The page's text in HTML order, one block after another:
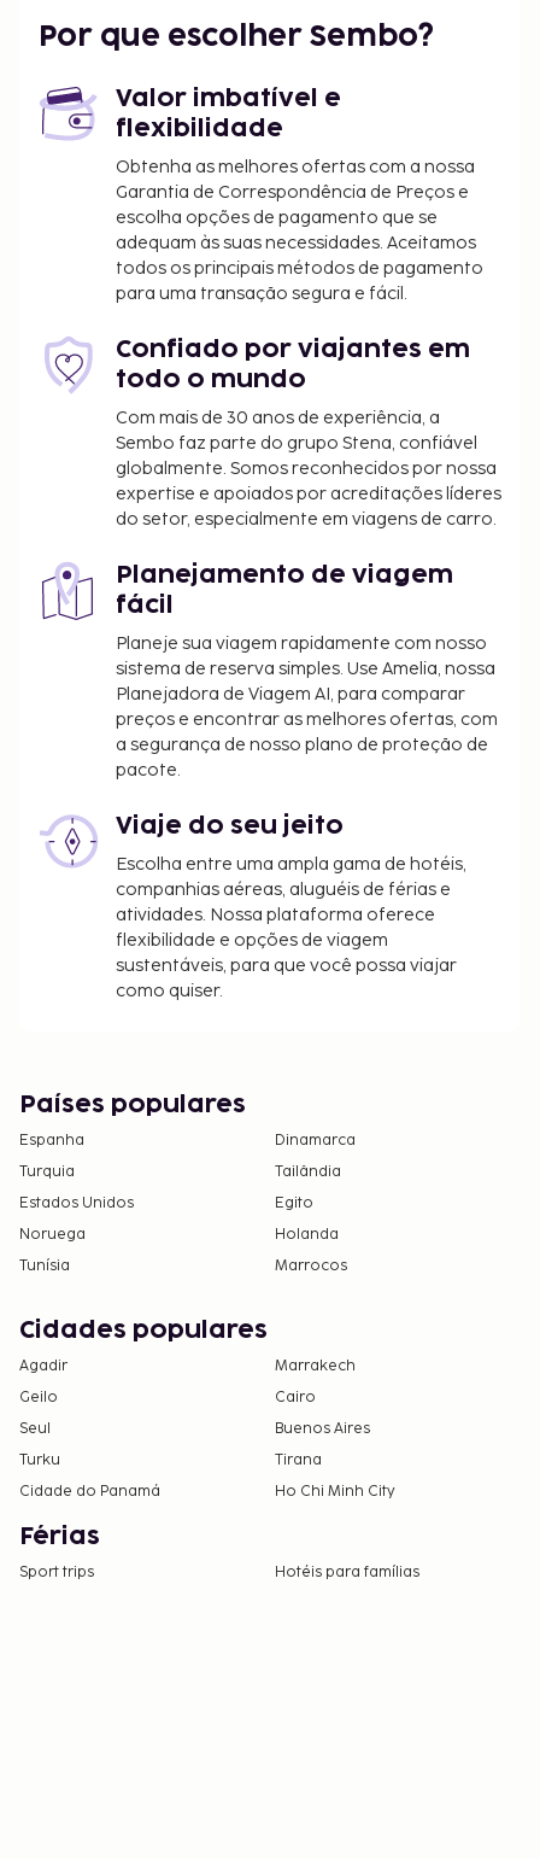
mi
Izmir (ADB-Adnan Menderes) - 178,3 km/110,8 mi
Algumas das comodidades e serviços em destaque
incluem Wi-fi grátis e serviços de concierge. O
aparthotel serve pequenos-almoços buffet
diariamente entre as 8:00 e as 10:30 mediante uma
sobretaxa.
Tarifa de pequeno-almoço buffet: 2000 TRY
por adulto e 750 TRY por criança (valores
aproximados)
A lista anterior pode não estar completa. As taxas e
os depósitos podem não incluir impostos e estão
sujeitos a alterações.
Por que escolher Sembo?
Valor imbatível e
flexibilidade
Obtenha as melhores ofertas com a nossa
Garantia de Correspondência de Preços e
escolha opções de pagamento que se
adequam às suas necessidades. Aceitamos
todos os principais métodos de pagamento
para uma transação segura e fácil.
Confiado por viajantes em
todo o mundo
Com mais de 30 anos de experiência, a
Sembo faz parte do grupo Stena, confiável
globalmente. Somos reconhecidos por nossa
expertise e apoiados por acreditações líderes
do setor, especialmente em viagens de carro.
Planejamento de viagem
fácil
Planeje sua viagem rapidamente com nosso
sistema de reserva simples. Use Amelia, nossa
Planejadora de Viagem AI, para comparar
preços e encontrar as melhores ofertas, com
a segurança de nosso plano de proteção de
pacote.
Viaje do seu jeito
Escolha entre uma ampla gama de hotéis,
companhias aéreas, aluguéis de férias e
atividades. Nossa plataforma oferece
flexibilidade e opções de viagem
sustentáveis, para que você possa viajar
como quiser.
Países populares
Espanha
Dinamarca
Turquia
Tailândia
Estados Unidos
Egito
Noruega
Holanda
Tunísia
Marrocos
Cidades populares
Agadir
Marrakech
Geilo
Cairo
Seul
Buenos Aires
Turku
Tirana
Cidade do Panamá
Ho Chi Minh City
Férias
Sport trips Hotéis para famílias